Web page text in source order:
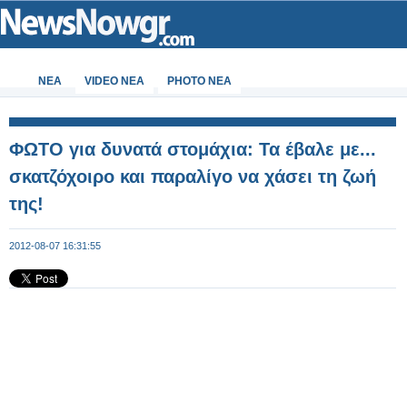
ΝΕΑ VIDEO NEA PHOTO NEA
ΦΩΤΟ για δυνατά στομάχια: Τα έβαλε με...
σκατζόχοιρο και παραλίγο να χάσει τη ζωή
της!
2012-08-07 16:31:55